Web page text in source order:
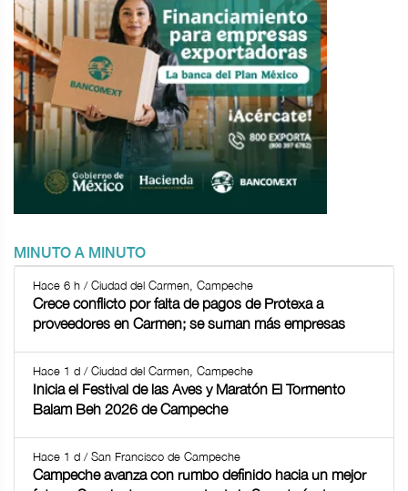
MINUTO A MINUTO
Hace 6 h / Ciudad del Carmen, Campeche
Crece conflicto por falta de pagos de Protexa a
proveedores en Carmen; se suman más empresas
Hace 1 d / Ciudad del Carmen, Campeche
Inicia el Festival de las Aves y Maratón El Tormento
Balam Beh 2026 de Campeche
Hace 1 d / San Francisco de Campeche
Campeche avanza con rumbo definido hacia un mejor